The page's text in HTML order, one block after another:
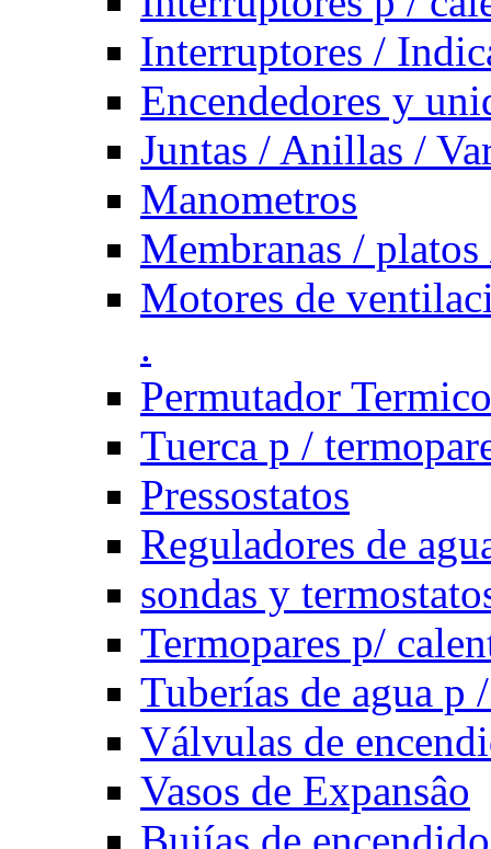
Interruptores /
Encendedores y
Juntas / Anillas /
Manometros
Membranas /
Motores de
.
Permutador Termico
Tuerca p /
Pressostatos
Reguladores de
sondas y
Termopares p/
Tuberías de agua p
Válvulas de
Vasos de Expansâo